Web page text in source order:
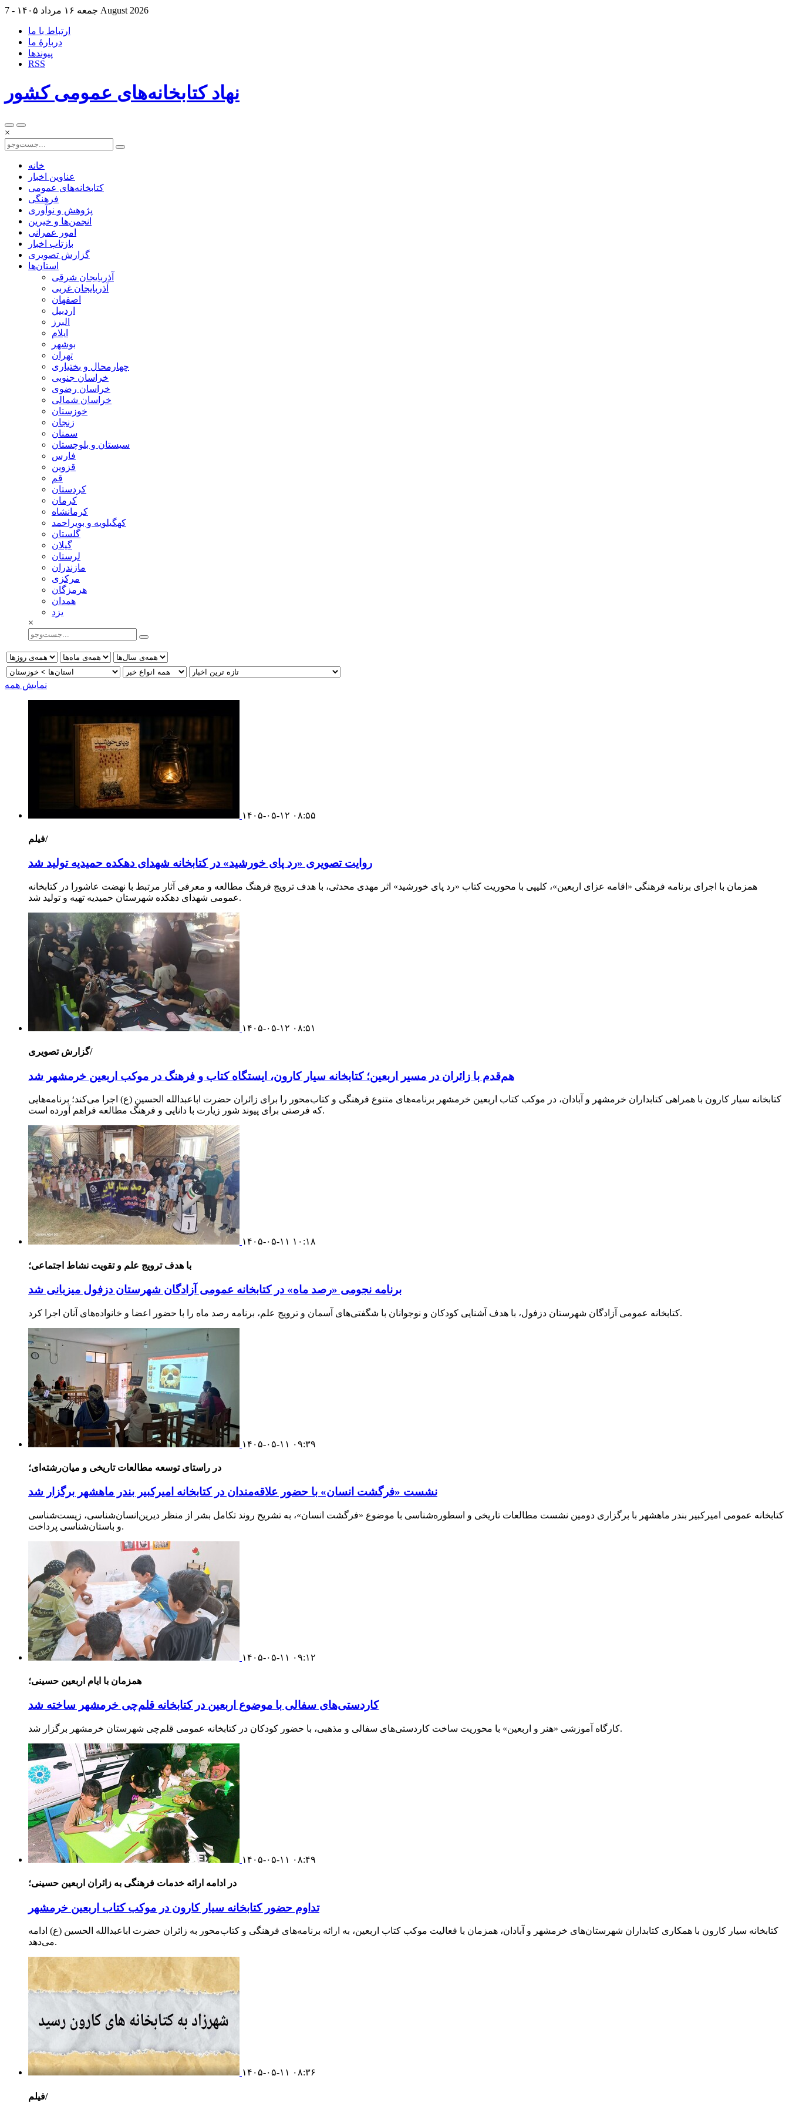
جمعه ۱۶ مرداد ۱۴۰۵ - 7 August 2026
ارتباط با ما
دربارهٔ ما
پيوندها
RSS
نهاد کتابخانه‌های عمومی کشور
×
خانه
عناوین اخبار
کتابخانه‌های عمومی
فرهنگی
پژوهش و نوآوری
انجمن‌ها و خیرین
امور عمرانی
بازتاب اخبار
گزارش تصویری
استان‌ها
آذربايجان شرقی
آذربایجان غربی
اصفهان
اردبيل
البرز
ايلام
بوشهر
تهران
چهارمحال و بختياری
خراسان جنوبی
خراسان رضوی
خراسان شمالی
خوزستان
زنجان
سمنان
سيستان و بلوچستان
فارس
قزوين
قم
كردستان
كرمان
كرمانشاه
كهگيلويه و بويراحمد
گلستان
گيلان
لرستان
مازندران
مركزی
هرمزگان
همدان
يزد
×
نمایش همه
۱۴۰۵-۰۵-۱۲ ۰۸:۵۵
فیلم/
روایت تصویری «رد پای خورشید» در کتابخانه شهدای دهکده حمیدیه تولید شد
همزمان با اجرای برنامه فرهنگی «اقامه عزای اربعین»، کلیپی با محوریت کتاب «رد پای خورشید» اثر مهدی محدثی، با هدف ترویج فرهنگ مطالعه و معرفی آثار مرتبط با نهضت عاشورا در کتابخانه
عمومی شهدای دهکده شهرستان حمیدیه تهیه و تولید شد.
۱۴۰۵-۰۵-۱۲ ۰۸:۵۱
گزارش تصویری/
هم‌قدم با زائران در مسیر اربعین؛ کتابخانه سیار کارون، ایستگاه کتاب و فرهنگ در موکب اربعین خرمشهر شد
کتابخانه سیار کارون با همراهی کتابداران خرمشهر و آبادان، در موکب کتاب اربعین خرمشهر برنامه‌های متنوع فرهنگی و کتاب‌محور را برای زائران حضرت اباعبدالله الحسین (ع) اجرا می‌کند؛ برنامه‌هایی
که فرصتی برای پیوند شور زیارت با دانایی و فرهنگ مطالعه فراهم آورده است.
۱۴۰۵-۰۵-۱۱ ۱۰:۱۸
با هدف ترویج علم و تقویت نشاط اجتماعی؛
برنامه نجومی «رصد ماه» در کتابخانه عمومی آزادگان شهرستان دزفول میزبانی شد
کتابخانه عمومی آزادگان شهرستان دزفول، با هدف آشنایی کودکان و نوجوانان با شگفتی‌های آسمان و ترویج علم، برنامه رصد ماه را با حضور اعضا و خانواده‌های آنان اجرا کرد.
۱۴۰۵-۰۵-۱۱ ۰۹:۳۹
در راستای توسعه مطالعات تاریخی و میان‌رشته‌ای؛
نشست «فرگشت انسان» با حضور علاقه‌مندان در کتابخانه امیرکبیر بندر ماهشهر برگزار شد
کتابخانه عمومی امیرکبیر بندر ماهشهر با برگزاری دومین نشست مطالعات تاریخی و اسطوره‌شناسی با موضوع «فرگشت انسان»، به تشریح روند تکامل بشر از منظر دیرین‌انسان‌شناسی، زیست‌شناسی
و باستان‌شناسی پرداخت.
۱۴۰۵-۰۵-۱۱ ۰۹:۱۲
همزمان با ایام اربعین حسینی؛
کاردستی‌های سفالی با موضوع اربعین در کتابخانه قلم‌چی خرمشهر ساخته شد
کارگاه آموزشی «هنر و اربعین» با محوریت ساخت کاردستی‌های سفالی و مذهبی، با حضور کودکان در کتابخانه عمومی قلم‌چی شهرستان خرمشهر برگزار شد.
۱۴۰۵-۰۵-۱۱ ۰۸:۴۹
در ادامه ارائه خدمات فرهنگی به زائران اربعین حسینی؛
تداوم حضور کتابخانه سیار کارون در موکب کتاب اربعین خرمشهر
کتابخانه سیار کارون با همکاری کتابداران شهرستان‌های خرمشهر و آبادان، همزمان با فعالیت موکب کتاب اربعین، به ارائه برنامه‌های فرهنگی و کتاب‌محور به زائران حضرت اباعبدالله الحسین (ع) ادامه
می‌دهد.
۱۴۰۵-۰۵-۱۱ ۰۸:۳۶
فیلم/